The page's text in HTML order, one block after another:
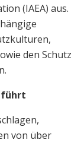
(IAEA) aus.
den Schutz
von über